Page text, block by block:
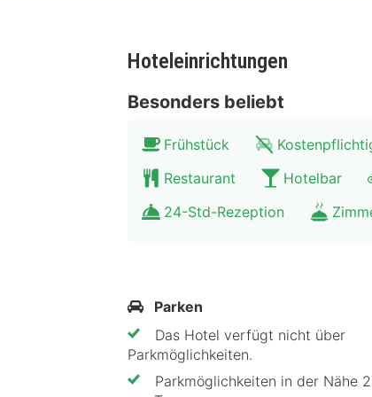
Hoteleinrichtungen
Besonders beliebt
Frühstück
Restaurant
Hotelbar
24-Std-Rezeption
Parken
Parkmöglichkeiten.